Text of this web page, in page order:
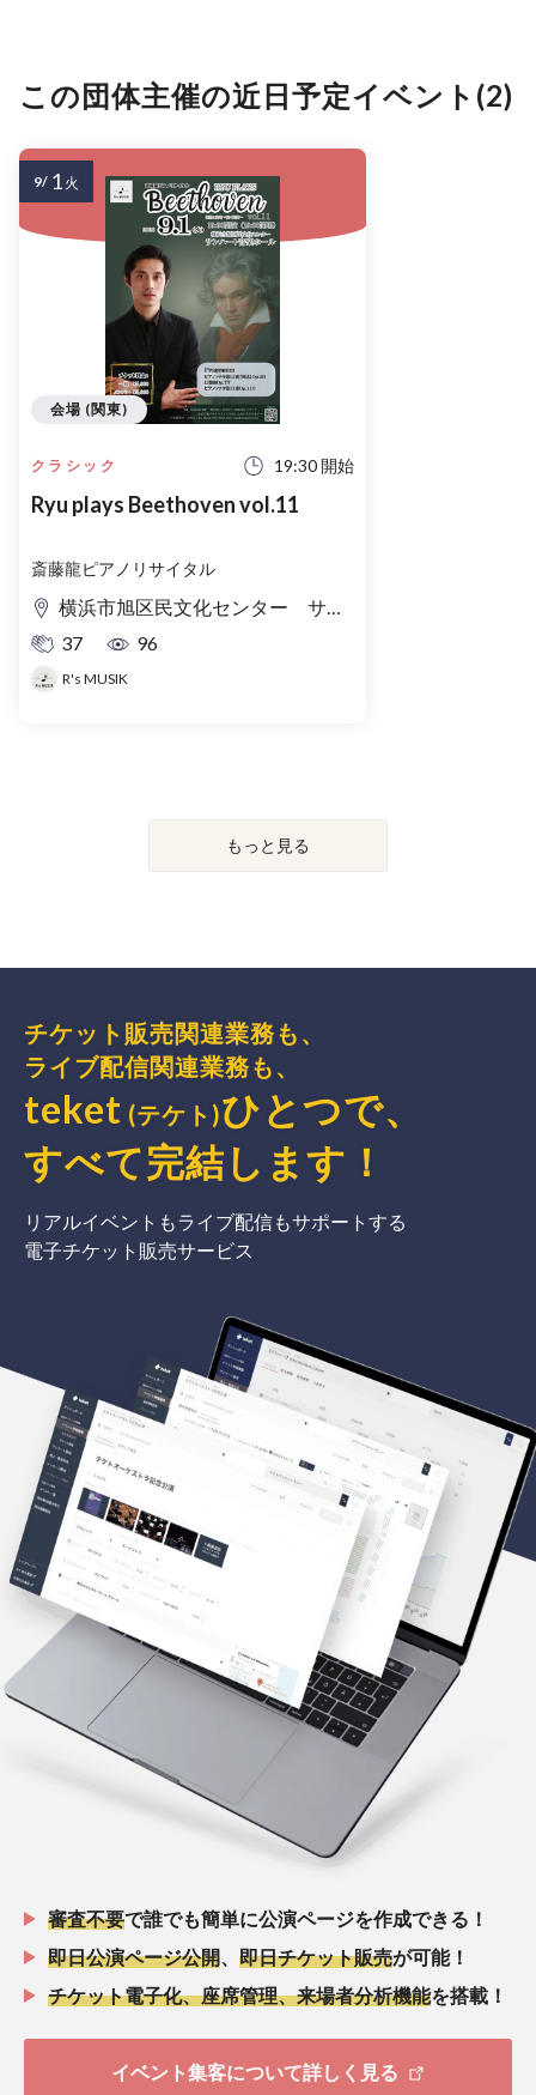
この団体主催の近日予定イベント(2)
クラシック 19:30 開始
Ryu plays Beethoven vol.11
斎藤龍ピアノリサイタル
横浜市旭区民文化センター サンハート
37
96
R's MUSIK
会場 (関東)
9/ 1 火
もっと見る
チケット販売関連業務も、
ライブ配信関連業務も、
teket (テケト)ひとつで、
すべて完結 します ！
リアルイベントもライブ配信もサポートする
電子チケット販売サービス
審査不要で誰でも簡単に公演ページを作成できる！
即日公演ページ公開
即日チケット販売が可能！
チケット電子化、座席管理、来場者分析機能を搭載！
イベント集客について詳しく見る